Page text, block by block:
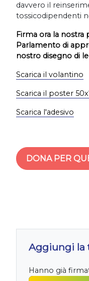
davvero il
tossicodipendenti
Firma ora la nostra
Parlamento di
nostro disegno di
Scarica il volantino
Scarica il poster
Scarica l'adesivo
DONA PER
Aggiungi la
Hanno già